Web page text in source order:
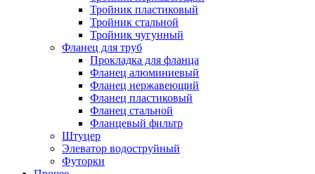
Тройник пластиковый
Тройник стальной
Тройник чугунный
Фланец для труб
Прокладка для фланца
Фланец алюминиевый
Фланец нержавеющий
Фланец пластиковый
Фланец стальной
Фланцевый фильтр
Штуцер
Элеватор водоструйный
Футорки